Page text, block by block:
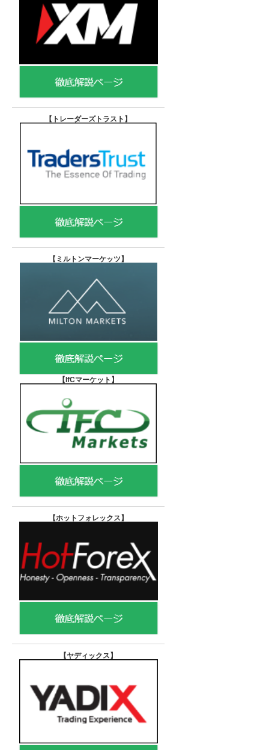
【トレーダーズトラスト 】
【 ミルトンマーケッツ】
【IfCマーケット 】
【ホットフォレックス】
【ヤディックス】